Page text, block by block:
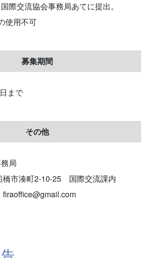
際交流協会事務局あてに提出。
使用不可
募集期間
まで
その他
局
市湊町2-10-25 国際交流課内
firaoffice@gmail.com